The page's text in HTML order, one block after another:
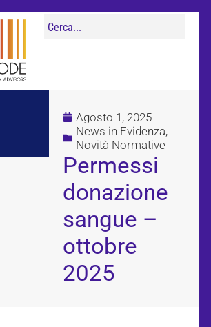
Agosto 1, 2025
News in Evidenza,
Novità Normative
Permessi
donazione
sangue –
ottobre
2025